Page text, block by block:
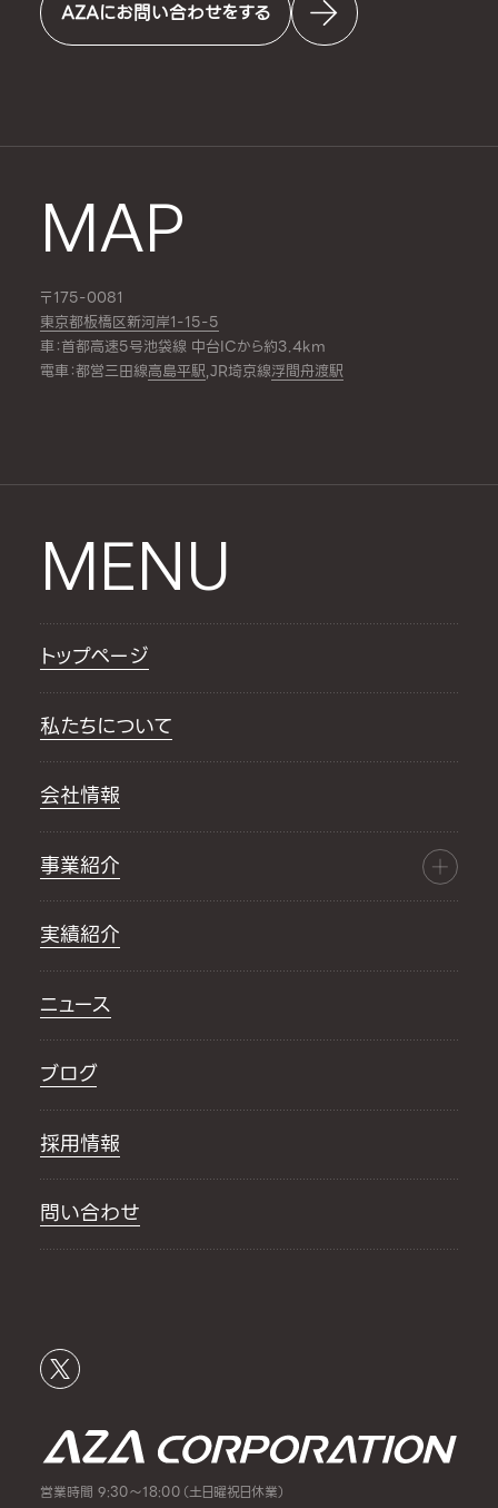
AZAにお問い合わせをする
MAP
〒175-0081
東京都板橋区新河岸1-15-5
車：首都高速5号池袋線 中台ICから約3.4km
電車：都営三田線高島平駅,JR埼京線浮間舟渡駅
MENU
トップページ
私たちについて
会社情報
事業紹介
実績紹介
ニュース
ブログ
採用情報
問い合わせ
営業時間 9:30～18:00（土日曜祝日休業）